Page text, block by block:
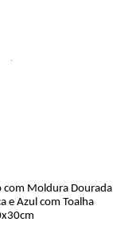
com Moldura Dourada
e Azul com Toalha